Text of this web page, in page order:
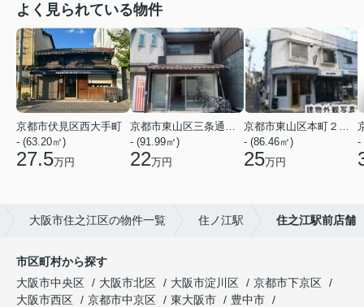
よく見られている物件
京都市伏見区西大手町
- (63.20㎡)
27.5万円
- (91.99㎡)
22万円
- (86.46㎡)
25万円
-
大阪市住之江区の物件一覧 住ノ江駅 住之江駅前店舗
市区町村から探す
大阪市中央区
大阪市北区 大阪市淀川区
京都市下京区
大阪市西区
京都市中京区 東大阪市
豊中市